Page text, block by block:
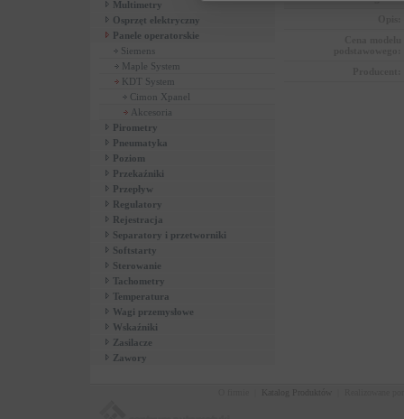
Multimetry
Osprzęt elektryczny
Panele operatorskie
Siemens
Maple System
KDT System
Cimon Xpanel
Akcesoria
Pirometry
Pneumatyka
Poziom
Przekaźniki
Przepływ
Regulatory
Rejestracja
Separatory i przetworniki
Softstarty
Sterowanie
Tachometry
Temperatura
Wagi przemysłowe
Wskaźniki
Zasilacze
Zawory